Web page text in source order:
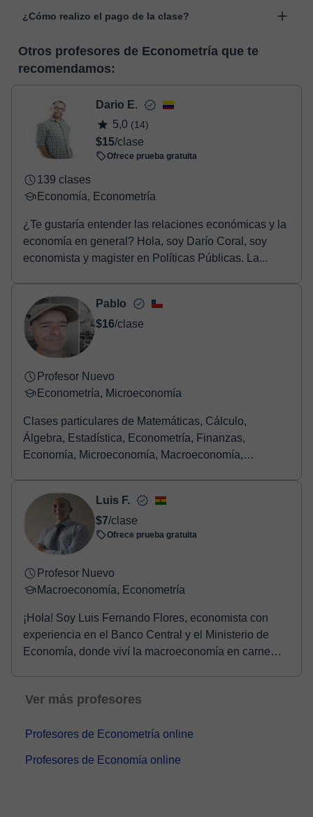
desarrollada para el ámbito formativo con muchas
pizarra virtual o el editor de textos a tiempo real. En el siguiente
enlace puedes ver una demo del aula y conocerla: Ver aula
virtual
¿Cómo realizo el pago de la clase?
horas, podrás realizar el pago mediante nuestro TPV virtual.
Tienes dos opciones para efectuar el pago:
- Tarjeta de crédito.
Una vez realices el pago de la clase, recibirás un e-mail de
confirmación de la reserva.
Otros profesores de Econometría que te
recomendamos:
Dario E.
5,0 (14)
$15/clase
Ofrece prueba gratuita
139 clases
Economía, Econometría
¿Te gustaría entender las relaciones económicas y la
economía en general? Hola, soy Darío Coral, soy
economista y magister en Políticas Públicas. La...
Pablo
$16/clase
Profesor Nuevo
Econometría, Microeconomía
Clases particulares de Matemáticas, Cálculo,
Álgebra, Estadística, Econometría, Finanzas,
Economía, Microeconomía, Macroeconomía,
Luis F.
$7/clase
Ofrece prueba gratuita
Profesor Nuevo
Macroeconomía, Econometría
¡Hola! Soy Luis Fernando Flores, economista con
experiencia en el Banco Central y el Ministerio de
Economía, donde viví la macroeconomía en carne
Ver más profesores
Profesores de Econometría online
Profesores de Economía online